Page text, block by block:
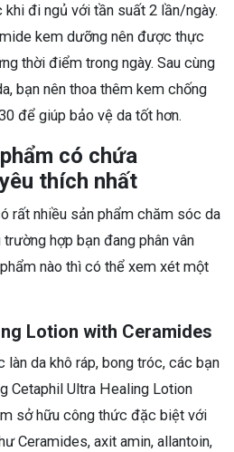
đi ngủ với tần suất 2 lần/ngày.
kem dưỡng nên được thực
thời điểm trong ngày. Sau cùng
bạn nên thoa thêm kem chống
để giúp bảo vệ da tốt hơn.
có chứa
thích nhất
rất nhiều sản phẩm chăm sóc da
hợp bạn đang phân vân
nào thì có thể xem xét một
Lotion with Ceramides
làn da khô ráp, bong tróc, các bạn
Cetaphil Ultra Healing Lotion
sở hữu công thức đặc biệt với
Ceramides, axit amin, allantoin,